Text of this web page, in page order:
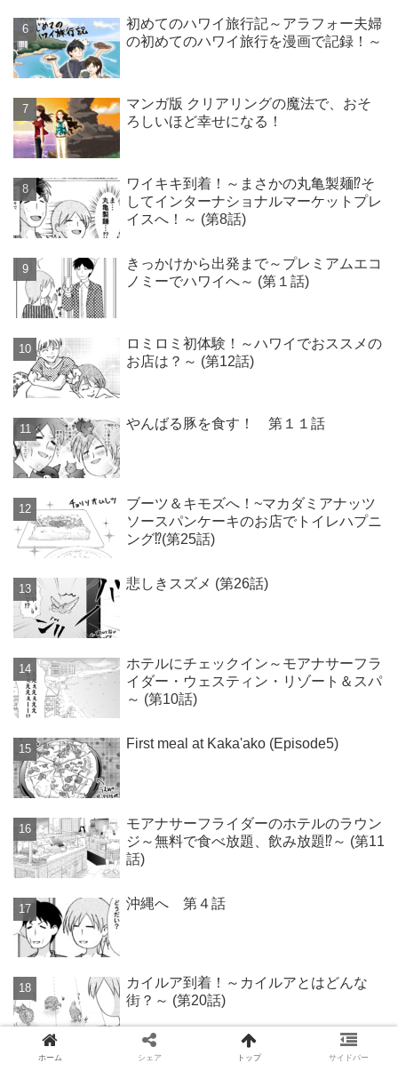
初めてのハワイ旅行記～アラフォー夫婦
の初めてのハワイ旅行を漫画で記録！～
マンガ版 クリアリングの魔法で、おそ
ろしいほど幸せになる！
ワイキキ到着！～まさかの丸亀製麺⁉そ
してインターナショナルマーケットプレ
イスへ！～ (第8話)
きっかけから出発まで～プレミアムエコ
ノミーでハワイへ～ (第１話)
ロミロミ初体験！～ハワイでおススメの
お店は？～ (第12話)
やんばる豚を食す！ 第１１話
ブーツ＆キモズへ！~マカダミアナッツ
ソースパンケーキのお店でトイレハプニ
ング⁉(第25話)
悲しきスズメ (第26話)
ホテルにチェックイン～モアナサーフラ
イダー・ウェスティン・リゾート＆スパ
～ (第10話)
First meal at Kaka'ako (Episode5)
モアナサーフライダーのホテルのラウン
ジ～無料で食べ放題、飲み放題⁉～ (第11
話)
沖縄へ 第４話
カイルア到着！～カイルアとはどんな
街？～ (第20話)
ハワイ到着 ～ダニエル・K・イノウエ
ホーム シェア トップ サイドバー